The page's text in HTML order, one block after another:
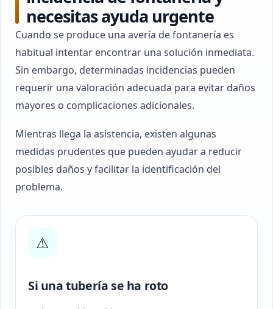
necesitas ayuda urgente
Cuando se produce una avería de fontanería es
habitual intentar encontrar una solución inmediata.
Sin embargo, determinadas incidencias pueden
requerir una valoración adecuada para evitar daños
mayores o complicaciones adicionales.
Mientras llega la asistencia, existen algunas
medidas prudentes que pueden ayudar a reducir
posibles daños y facilitar la identificación del
problema.
⚠
Si una tubería se ha roto